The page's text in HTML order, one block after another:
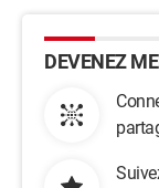
DEVENEZ